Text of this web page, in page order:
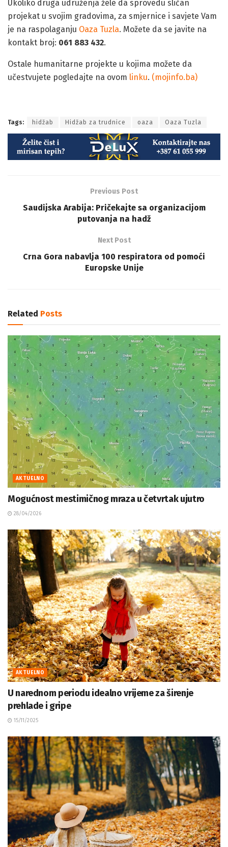
Ukoliko druga udruženja žele da sprovedu sličan
projekat u svojim gradovima, za smjernice i savjete Vam
je na raspolaganju Oaza Tuzla. Možete da se javite na
kontakt broj: 061 883 432.
Ostale humanitarne projekte u kojima možete da
učestvujete pogledajte na ovom linku. (mojinfo.ba)
Tags: hidžab Hidžab za trudnice oaza Oaza Tuzla
Previous Post
Saudijska Arabija: Pričekajte sa organizacijom
putovanja na hadž
Next Post
Crna Gora nabavlja 100 respiratora od pomoći
Europske Unije
Related Posts
AKTUELNO
Mogućnost mestimičnog mraza u četvrtak ujutro
28/04/2026
AKTUELNO
U narednom periodu idealno vrijeme za širenje
prehlade i gripe
15/11/2025